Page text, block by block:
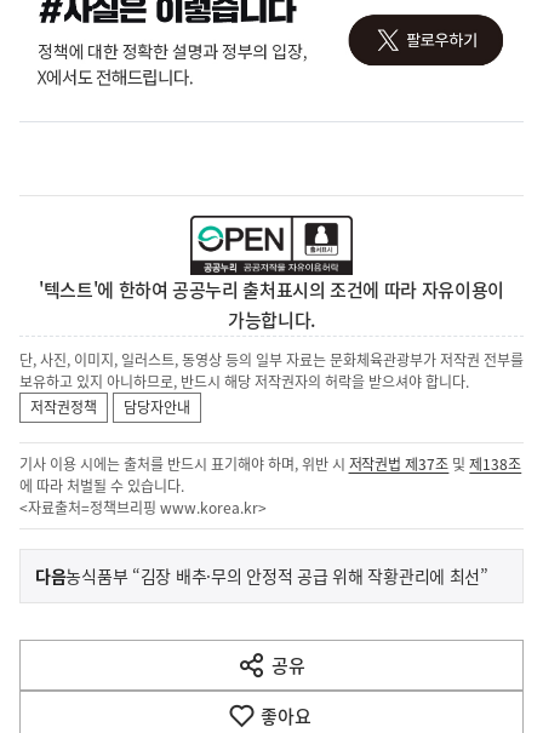
'텍스트'에 한하여 공공누리 출처표시의 조건에 따라 자유이용이
가능합니다.
단, 사진, 이미지, 일러스트, 동영상 등의 일부 자료는 문화체육관광부가 저작권 전부를
보유하고 있지 아니하므로, 반드시 해당 저작권자의 허락을 받으셔야 합니다.
저작권정책
담당자안내
기사 이용 시에는 출처를 반드시 표기해야 하며, 위반 시 저작권법 제37조 및제138조
에 따라 처벌될 수 있습니다.
<자료출처=정책브리핑 www.korea.kr>
이
전
다
음
다음기
사
농식품부 “김장 배추·무의 안정적 공급 위해 작황관리에 최선”
공유
열
기
좋아요